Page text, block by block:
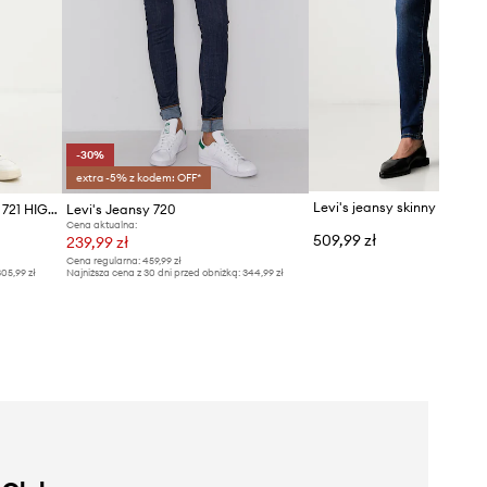
Levi's jeansy skinny damskie 721 HIGH RISE SKINNY
zł
-30%
extra -5% z kodem: OFF*
Levi's Jeansy 720
Cena aktualna:
239,99 zł
Cena regularna:459,99 zł
Najniższa cena z 30 dni przed obniżką:344,99 zł
509,99 zł